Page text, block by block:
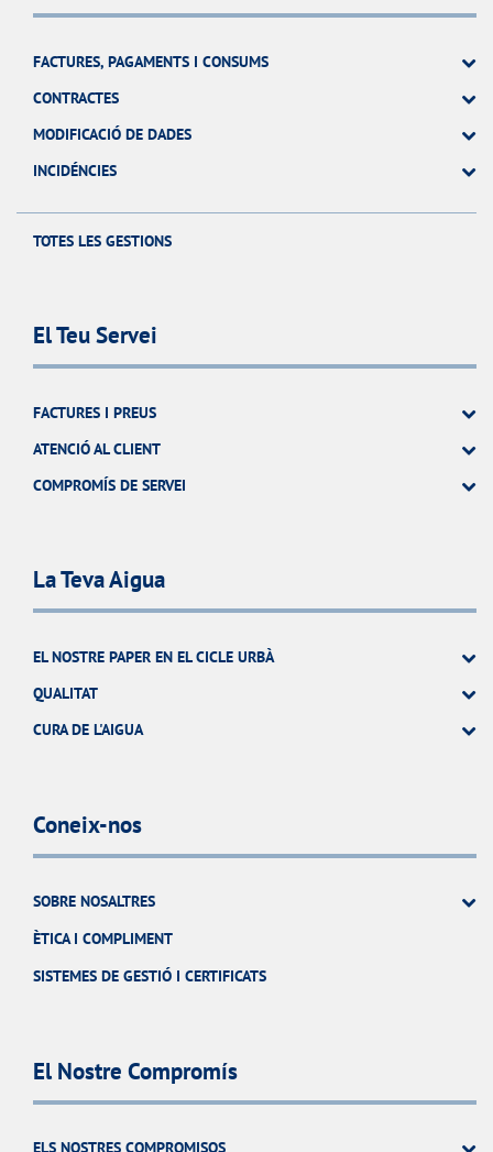
FACTURES, PAGAMENTS I CONSUMS
CONTRACTES
MODIFICACIÓ DE DADES
INCIDÉNCIES
TOTES LES GESTIONS
El Teu Servei
FACTURES I PREUS
ATENCIÓ AL CLIENT
COMPROMÍS DE SERVEI
La Teva Aigua
EL NOSTRE PAPER EN EL CICLE URBÀ
QUALITAT
CURA DE L'AIGUA
Coneix-nos
SOBRE NOSALTRES
ÈTICA I COMPLIMENT
SISTEMES DE GESTIÓ I CERTIFICATS
El Nostre Compromís